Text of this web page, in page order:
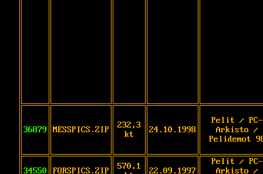
36879 MESSPICS.ZIP
232,3
kt
24.10.1998
Pelit / PC-
Arkisto /
Pelidemot
34550 FORSPICS.ZIP
570,1
22.09.1997
Pelit / PC-
Arkisto /